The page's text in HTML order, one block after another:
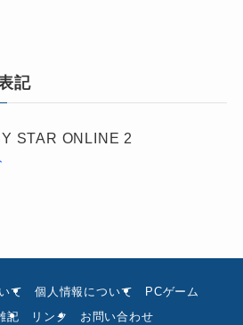
記
STAR ONLINE 2
て 個人情報について
PCゲーム
記 リンク お問い合わせ